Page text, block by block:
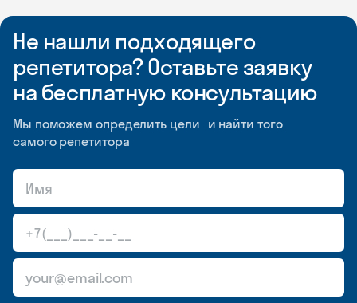
Не нашли подходящего
репетитора? Оставьте заявку
на бесплатную консультацию
Мы поможем определить цели и найти того
самого репетитора